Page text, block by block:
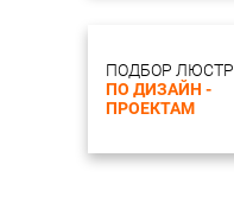
ПОДБОР ЛЮСТР
ПО ДИЗАЙН -
ПРОЕКТАМ